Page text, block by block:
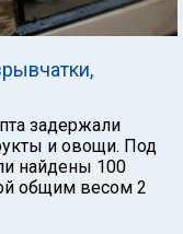
задержали
и овощи. Под
найдены 100
общим весом 2